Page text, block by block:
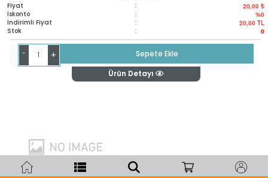
Fiyat : 20,00 ₺
İskonto : %0
İndirimli Fiyat : 20,00 TL
Stok : 0
- +
Sepete Ekle
Ürün Detayı